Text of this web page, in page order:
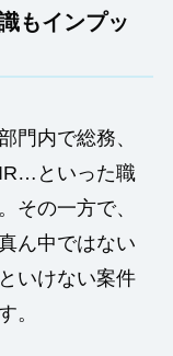
もインプッ
門内で総務、
といった職
その一方で、
ん中ではない
いけない案件
。